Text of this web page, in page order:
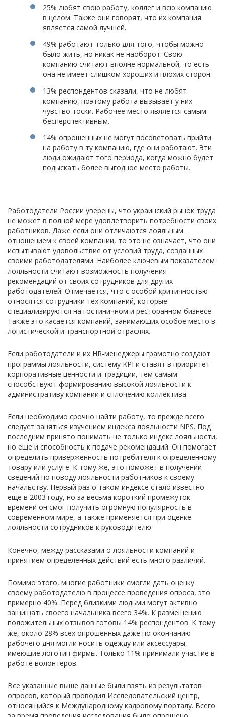
25% любят свою работу, коллег и всю компанию
в целом. Также они говорят, что их компания
является самой лучшей.
49% работают только для того, чтобы можно
было жить, но никак не наоборот. Свою
компанию считают вполне нормальной, то есть
она не имеет слишком хороших и плохих сторон.
13% респондентов сказали, что не любят
компанию, поэтому работа вызывает у них
чувство тоски. Рабочее место является самым
бесперспективным.
14% опрошенных не могут посоветовать прийти
на работу в ту компанию, где они работают. Эти
люди ожидают того периода, когда можно будет
подыскать более выгодное место работы.
Работодатели России уверены, что украинский рынок труда
не может в полной мере удовлетворить потребности своих
работников. Даже если они отличаются лояльным
отношением к своей компании, то это не означает, что они
испытывают удовольствие от условий труда, созданных
своими работодателями. Наиболее ключевым показателем
лояльности считают возможность получения
рекомендаций от своих сотрудников для других
работодателей. Отмечается, что с особой критичностью
относятся сотрудники тех компаний, которые
специализируются на гостиничном и ресторанном бизнесе.
Также это касается компаний, занимающих особое место в
логистической и транспортной отраслях.
Если работодатели и их HR-менеджеры грамотно создают
программы лояльности, систему KPI и ставят в приоритет
корпоративные ценности и традиции, тем самым
способствуют формированию высокой лояльности к
административу компании и сплочению коллектива.
Если необходимо срочно найти работу, то прежде всего
следует заняться изучением индекса лояльности NPS. Под
последним принято понимать не только индекс лояльности,
но еще и способность к подаче рекомендаций. Он помогает
определить приверженность потребителя к определенному
товару или услуге. К тому же, это поможет в получении
сведений по поводу лояльности работников к своему
начальству. Первый раз о таком индексе стало известно
еще в 2003 году, но за весьма короткий промежуток
времени он смог получить огромную популярность в
современном мире, а также применяется при оценке
лояльности сотрудников к руководителю.
Конечно, между рассказами о лояльности компаний и
принятием определенных действий есть много различий.
Помимо этого, многие работники смогли дать оценку
своему работодателю в процессе проведения опроса, это
примерно 40%. Перед близкими людьми могут активно
защищать своего начальника всего 34%. К размещению
положительных отзывов готовы 14% респондентов. К тому
же, около 28% всех опрошенных даже по окончанию
рабочего дня могли носить одежду или аксессуары,
имеющие логотип фирмы. Только 11% принимали участие в
работе волонтеров.
Все указанные выше данные были взять из результатов
опросов, который проводил Исследовательский центр,
относящийся к Международному кадровому порталу. Всего